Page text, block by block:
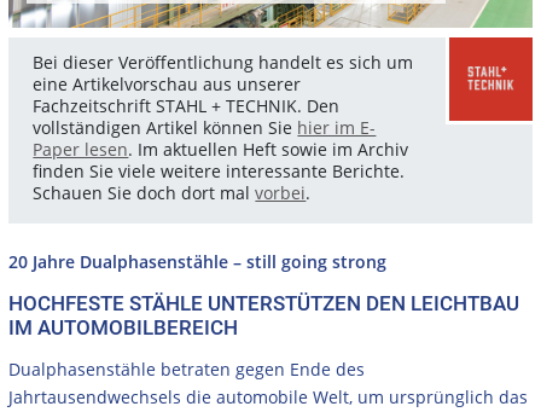
Bei dieser Veröffentlichung handelt es sich um
eine Artikelvorschau aus unserer
Fachzeitschrift STAHL + TECHNIK. Den
vollständigen Artikel können Sie hier im E-
Paper lesen. Im aktuellen Heft sowie im Archiv
finden Sie viele weitere interessante Berichte.
Schauen Sie doch dort malvorbei.
20 Jahre Dualphasenstähle – still going strong
HOCHFESTE STÄHLE UNTERSTÜTZEN DEN LEICHTBAU
IM AUTOMOBILBEREICH
Dualphasenstähle betraten gegen Ende des
Jahrtausendwechsels die automobile Welt, um ursprünglich das